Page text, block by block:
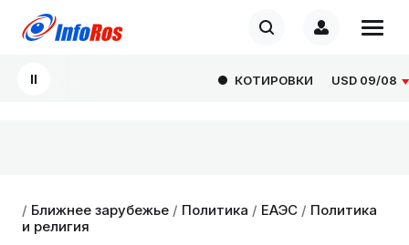
КОТИРОВКИ USD 09/08
/ Ближнее зарубежье / Политика / ЕАЭС / Политика
и религия